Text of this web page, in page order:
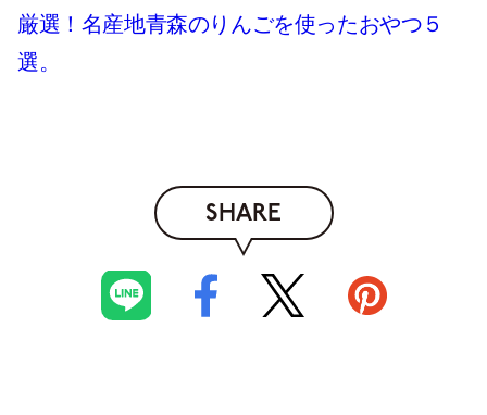
厳選！名産地青森のりんごを使ったおやつ５
選。
SHARE